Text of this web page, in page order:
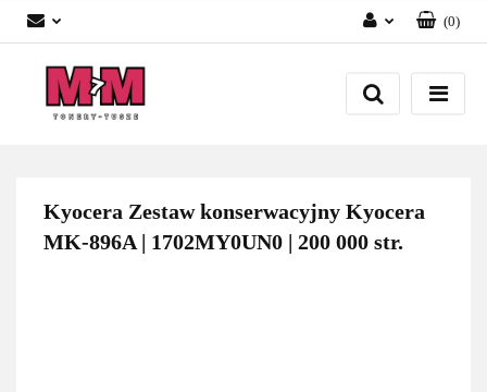
Zaloguj się
Załóż konto
(0)
Kyocera Zestaw konserwacyjny Kyocera
MK-896A | 1702MY0UN0 | 200 000 str.